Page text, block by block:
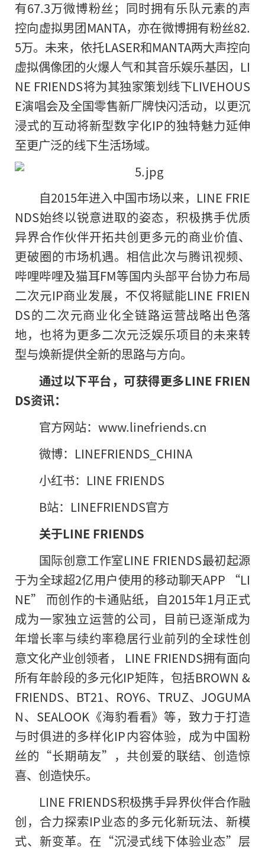
有67.3万微博粉丝；同时拥有乐队元素的声
控向虚拟男团MANTA，亦在微博拥有粉丝82.
5万。未来，依托LASER和MANTA两大声控向
虚拟偶像团的火爆人气和其音乐娱乐基因，LI
NE FRIENDS将为其独家策划线下LIVEHOUS
E演唱会及全国零售新厂牌快闪活动，以更沉
浸式的互动将新型数字化IP的独特魅力延伸
至更广泛的线下生活场域。
自2015年进入中国市场以来，LINE FRIE
NDS始终以锐意进取的姿态，积极携手优质
异界合作伙伴开拓共创更多元的商业价值、
更破圈的市场机遇。相信此次与腾讯视频、
哔哩哔哩及猫耳FM等国内头部平台协力布局
二次元IP商业发展，不仅将赋能LINE FRIEN
DS的二次元商业化全链路运营战略出色落
地，也将为更多二次元泛娱乐项目的未来转
型与焕新提供全新的思路与方向。
通过以下平台，可获得更多LINE FRIEN
DS资讯：
官方网站：www.linefriends.cn
微博：LINEFRIENDS_CHINA
小红书：LINE FRIENDS
B站：LINEFRIENDS官方
关于LINE FRIENDS
国际创意工作室LINE FRIENDS最初起源
于为全球超2亿用户使用的移动聊天APP “LI
NE” 而创作的卡通贴纸，自2015年1月正式
成为一家独立运营的公司，目前已逐渐成为
年增长率与续约率稳居行业前列的全球性创
意文化产业创领者， LINE FRIENDS拥有面向
所有年龄段的多元化IP矩阵，包括BROWN &
FRIENDS、BT21、ROY6、TRUZ、JOGUMA
N、SEALOOK《海豹看看》等，致力于打造
与时俱进的多样化IP内容体验，成为中国粉
丝的“长期萌友”，共创爱的联结、创造惊
喜、创造快乐。
LINE FRIENDS积极携手异界伙伴合作融
创，合力探索IP业态的多元化新玩法、新模
式、新变革。在“沉浸式线下体验业态”层